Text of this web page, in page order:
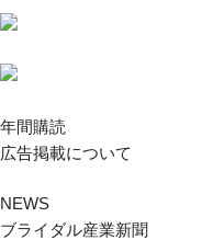
年間購読
広告掲載について
NEWS
ブライダル産業新聞